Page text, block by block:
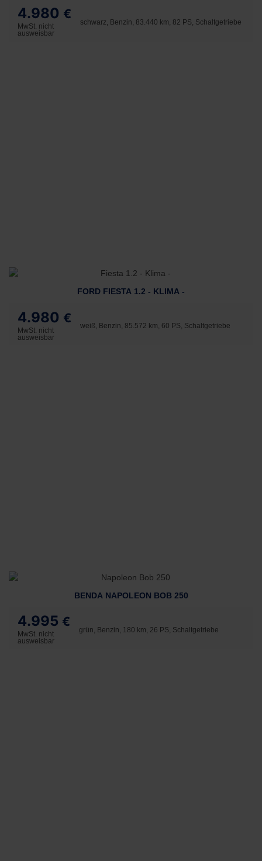
4.980 €
MwSt. nicht
ausweisbar
schwarz, Benzin, 83.440 km, 82 PS, Schaltgetriebe
FORD FIESTA 1.2 - KLIMA -
4.980 €
MwSt. nicht
ausweisbar
weiß, Benzin, 85.572 km, 60 PS, Schaltgetriebe
BENDA NAPOLEON BOB 250
4.995 €
MwSt. nicht
ausweisbar
grün, Benzin, 180 km, 26 PS, Schaltgetriebe